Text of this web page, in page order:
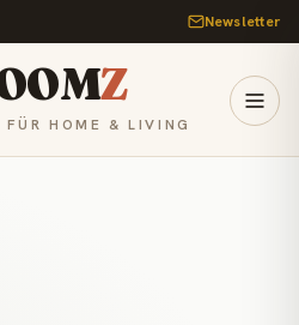
Newsletter
Z
HOME & LIVING